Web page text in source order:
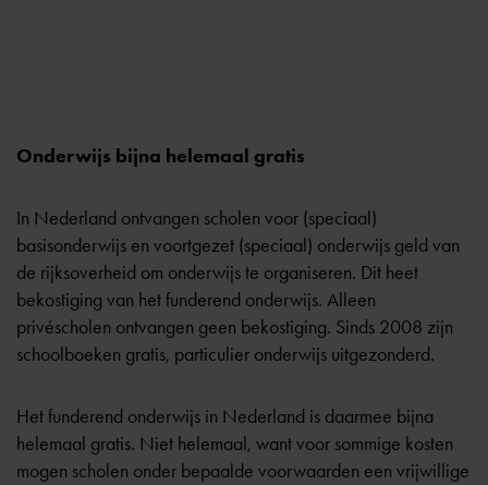
Onderwijs bijna helemaal gratis
In Nederland ontvangen scholen voor (speciaal)
basisonderwijs en voortgezet (speciaal) onderwijs geld van
de rijksoverheid om onderwijs te organiseren. Dit heet
bekostiging van het funderend onderwijs. Alleen
privéscholen ontvangen geen bekostiging. Sinds 2008 zijn
schoolboeken gratis, particulier onderwijs uitgezonderd.
Het funderend onderwijs in Nederland is daarmee bijna
helemaal gratis. Niet helemaal, want voor sommige kosten
mogen scholen onder bepaalde voorwaarden een vrijwillige